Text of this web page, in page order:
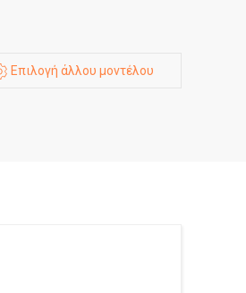
Επιλογή άλλου μοντέλου